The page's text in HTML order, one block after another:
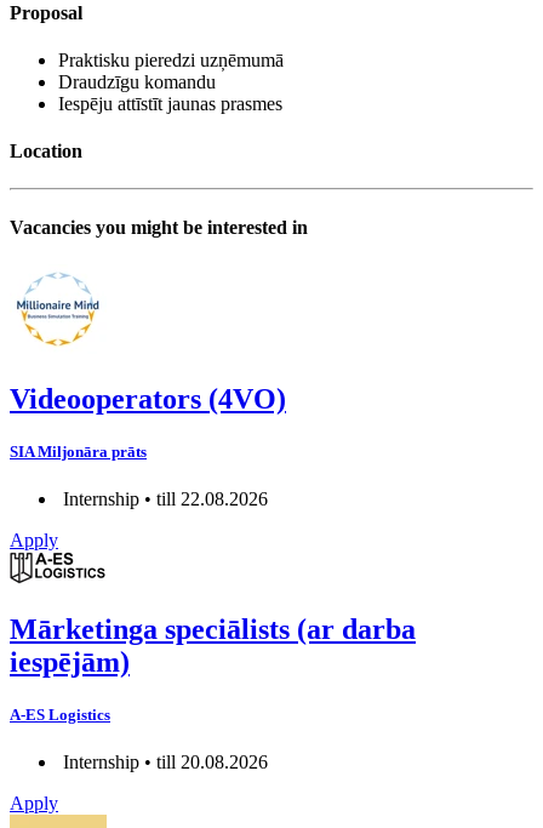
Proposal
Praktisku pieredzi uzņēmumā
Draudzīgu komandu
Iespēju attīstīt jaunas prasmes
Location
Vacancies you might be interested in
Videooperators (4VO)
SIA Miljonāra prāts
Internship • till 22.08.2026
Apply
Mārketinga speciālists (ar darba
iespējām)
A-ES Logistics
Internship • till 20.08.2026
Apply